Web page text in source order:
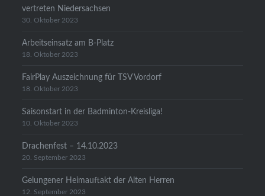
vertreten Niedersachsen
30. Oktober 2023
Arbeitseinsatz am B-Platz
18. Oktober 2023
FairPlay Auszeichnung für TSV Vordorf
18. Oktober 2023
Saisonstart in der Badminton-Kreisliga!
10. Oktober 2023
Drachenfest – 14.10.2023
20. September 2023
Gelungener Heimauftakt der Alten Herren
12. September 2023